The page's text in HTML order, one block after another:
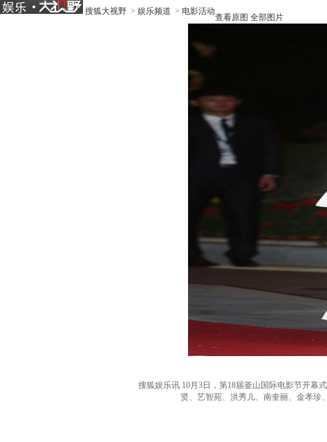
搜狐大视野 > 娱乐频道 > 电影活动
查看原图 全部图片
搜狐娱乐讯 10月3日，第18届釜山国际电影节开幕
贤、艺智苑、洪秀儿、南奎丽、金孝珍